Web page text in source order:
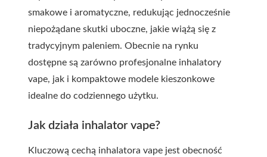
smakowe i aromatyczne, redukując jednocześnie
niepożądane skutki uboczne, jakie wiążą się z
tradycyjnym paleniem. Obecnie na rynku
dostępne są zarówno profesjonalne inhalatory
vape, jak i kompaktowe modele kieszonkowe
idealne do codziennego użytku.
Jak działa inhalator vape?
Kluczową cechą inhalatora vape jest obecność